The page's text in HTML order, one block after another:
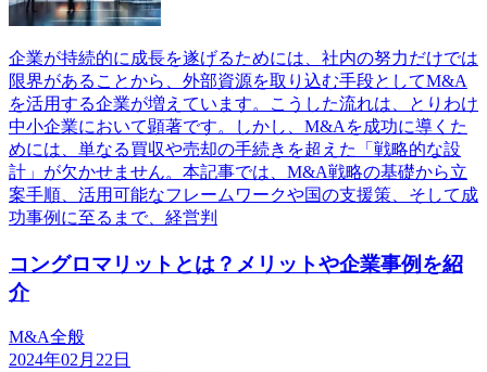
企業が持続的に成長を遂げるためには、社内の努力だけでは
限界があることから、外部資源を取り込む手段としてM&A
を活用する企業が増えています。こうした流れは、とりわけ
中小企業において顕著です。しかし、M&Aを成功に導くた
めには、単なる買収や売却の手続きを超えた「戦略的な設
計」が欠かせません。本記事では、M&A戦略の基礎から立
案手順、活用可能なフレームワークや国の支援策、そして成
功事例に至るまで、経営判
コングロマリットとは？メリットや企業事例を紹
介
M&A全般
2024年02月22日